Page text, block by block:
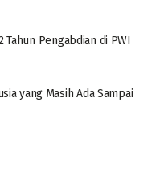
Tahun Pengabdian di PWI
yang Masih Ada Sampai